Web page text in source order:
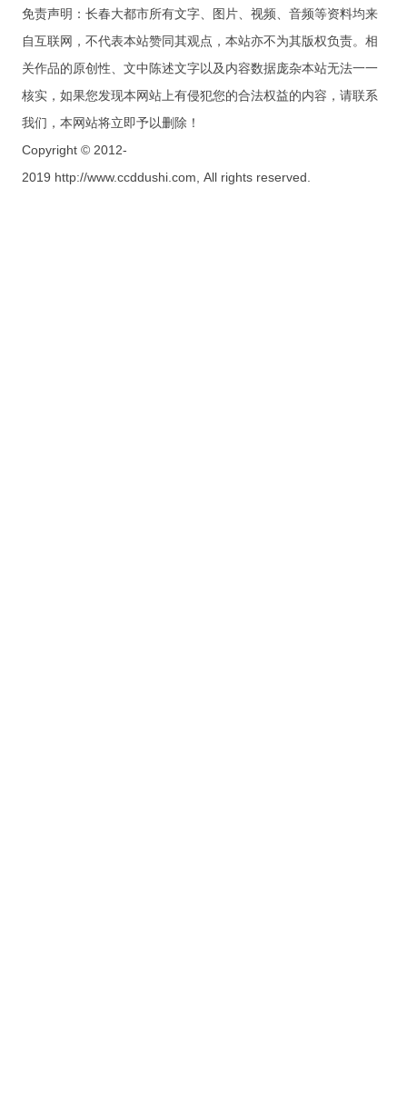
免责声明：长春大都市所有文字、图片、视频、音频等资料均来
自互联网，不代表本站赞同其观点，本站亦不为其版权负责。相
关作品的原创性、文中陈述文字以及内容数据庞杂本站无法一一
核实，如果您发现本网站上有侵犯您的合法权益的内容，请联系
我们，本网站将立即予以删除！
Copyright © 2012-
2019 http://www.ccddushi.com, All rights reserved.